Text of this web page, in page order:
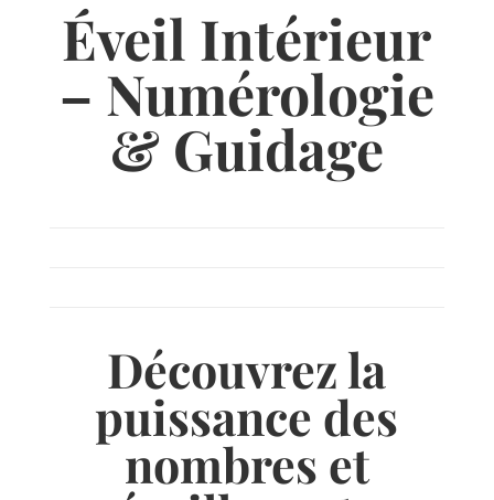
Éveil Intérieur
– Numérologie
& Guidage
Découvrez la
puissance des
nombres et